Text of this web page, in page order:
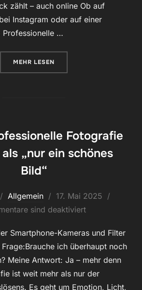
zählt – auch online Ob auf
Instagram oder auf einer
Professionelle …
MEHR ÜBER „WARUM
LESEN
Fotografie
„nur ein schönes
Bild“
Allgemein
Veröffentlicht
am
17. Mai 2025
sind deaktiviert
Smartphone-Kameras und Filter
ich überhaupt noch
Meine Antwort: Ja – mehr denn
ist weit mehr als nur der
Es geht um Emotion, Licht,